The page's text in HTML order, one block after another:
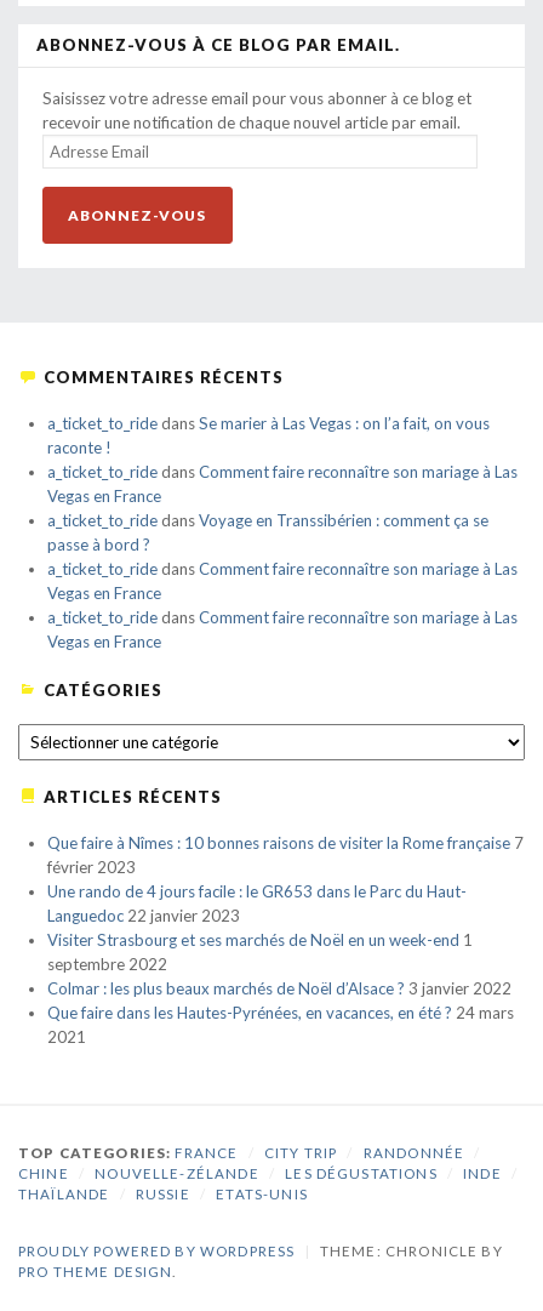
ABONNEZ-VOUS À CE BLOG PAR EMAIL.
Saisissez votre adresse email pour vous abonner à ce blog et
recevoir une notification de chaque nouvel article par email.
ADRESSE
EMAIL
ABONNEZ-VOUS
COMMENTAIRES RÉCENTS
a_ticket_to_ridedansSe marier à Las Vegas : on l’a fait, on vous
raconte !
a_ticket_to_ridedansComment faire reconnaître son mariage à Las
Vegas en France
a_ticket_to_ridedansVoyage en Transsibérien : comment ça se
passe à bord ?
a_ticket_to_ridedansComment faire reconnaître son mariage à Las
Vegas en France
a_ticket_to_ridedansComment faire reconnaître son mariage à Las
Vegas en France
CATÉGORIES
CATÉGORIES
ARTICLES RÉCENTS
Que faire à Nîmes : 10 bonnes raisons de visiter la Rome française 7
février 2023
Une rando de 4 jours facile : le GR653 dans le Parc du Haut-
Languedoc 22 janvier 2023
Visiter Strasbourg et ses marchés de Noël en un week-end 1
septembre 2022
Colmar : les plus beaux marchés de Noël d’Alsace ? 3 janvier 2022
Que faire dans les Hautes-Pyrénées, en vacances, en été ? 24 mars
2021
TOP CATEGORIES:FRANCE CITY TRIP RANDONNÉE
CHINE
NOUVELLE-ZÉLANDE LES DÉGUSTATIONS INDE
THAÏLANDE
RUSSIE ETATS-UNIS
PROUDLY POWERED BY WORDPRESS
THEME: CHRONICLE BY
PRO THEME DESIGN